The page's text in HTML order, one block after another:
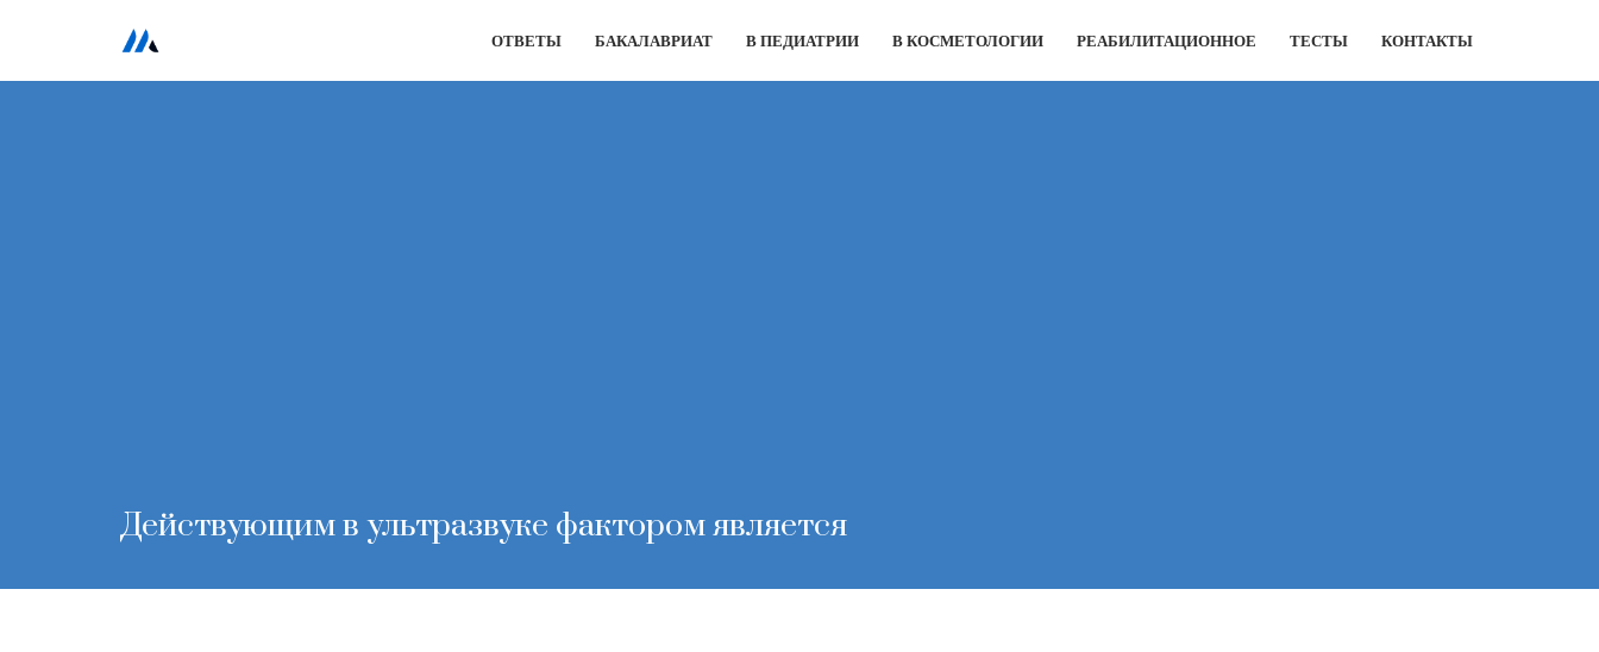
ОТВЕТЫ БАКАЛАВРИАТ В ПЕДИАТРИИ В КОСМЕТОЛОГИИ РЕАБИЛИТАЦИОННОЕ ТЕСТЫ КОНТАКТЫ
Действующим в ультразвуке фактором является